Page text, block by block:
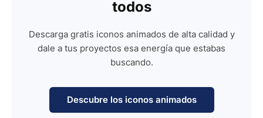
todos
Descarga gratis iconos animados de alta calidad y
dale a tus proyectos esa energía que estabas
buscando.
Descubre los iconos animados